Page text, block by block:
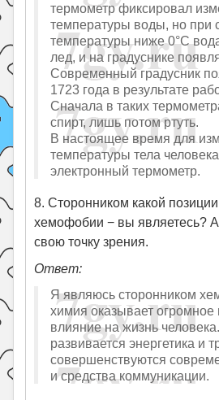
термометр фиксировал
температуры воды, но при
температуры ниже 0°C
лед, и на градуснике
Современный градусник
1723 года в результате
Сначала в таких
спирт, лишь потом ртуть.
В настоящее время для
температуры тела
электронный термометр.
8. Сторонником какой
хемофобии − вы являетесь?
свою точку зрения.
Ответ:
Я являюсь сторонником
химия оказывает
влияние на жизнь
развивается энергетика и
совершенствуются
и средства коммуникации.